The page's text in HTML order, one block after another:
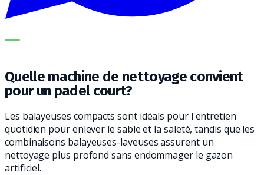
ÉTAPE ET LE TRADUISENT EN CHOIX PRATIQUES POUR
Quelle machine de nettoyage convient
pour un padel court?
Les balayeuses compacts sont idéals pour l'entretien
quotidien pour enlever le sable et la saleté, tandis que les
combinaisons balayeuses-laveuses assurent un
nettoyage plus profond sans endommager le gazon
artificiel.